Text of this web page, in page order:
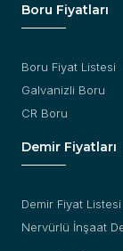
Boru Fiyatları
Boru Fiyat Listesi
Galvanizli Boru
CR Boru
Demir Fiyatları
Demir Fiyat Listesi
Nervürlü İnşaat